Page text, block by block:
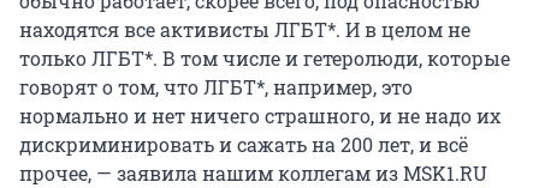
находятся все активисты ЛГБТ*. И в целом не
только ЛГБТ*. В том числе и гетеролюди, которые
говорят о том, что ЛГБТ*, например, это
нормально и нет ничего страшного, и не надо их
дискриминировать и сажать на 200 лет, и всё
прочее, — заявила нашим коллегам из MSK1.RU